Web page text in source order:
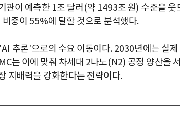
관이 예측한 1조 달러 (약 1493조 원) 수준을 웃
비중이 55%에 달할 것으로 분석했다.
'AI 추론'으로의 수요 이동이다. 2030년에는 실
는 이에 맞춰 차세대 2나노(N2) 공정 양산을
지배력을 강화한다는 전략이다.